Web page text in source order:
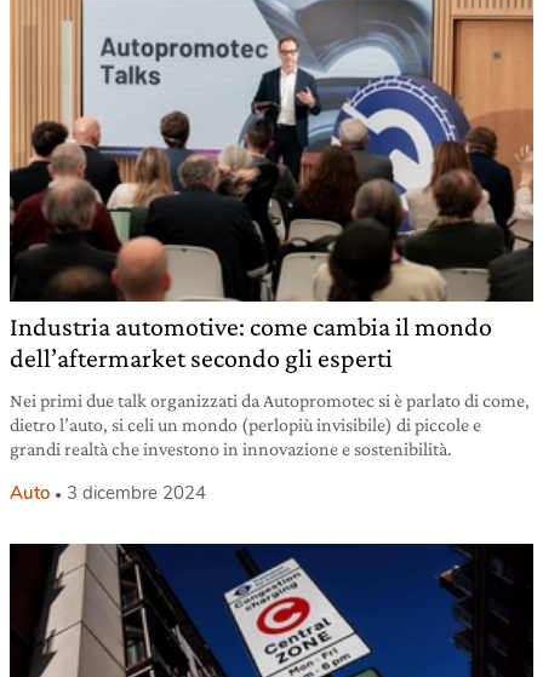
Industria automotive: come cambia il mondo
dell’aftermarket secondo gli esperti
Nei primi due talk organizzati da Autopromotec si è parlato di come,
dietro l’auto, si celi un mondo (perlopiù invisibile) di piccole e
grandi realtà che investono in innovazione e sostenibilità.
Auto 3 dicembre 2024